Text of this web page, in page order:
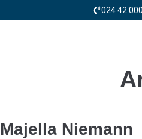
024 42
Majella Niemann